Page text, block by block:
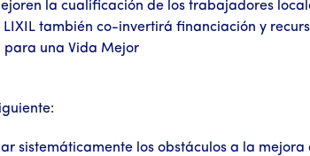
la cualificación de los trabajadores
también co-invertirá financiación y
para una Vida Mejor
sistemáticamente los obstáculos a la mejora